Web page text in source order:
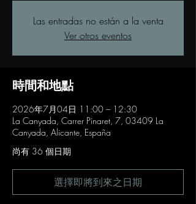
Las entradas no están a la venta
Ver otros eventos
時間和地點
2026年7月04日 11:00 – 12:30
La Canyada, Carrer Pinaret, 7, 03409 La
Canyada, Alicante, España
尚有 36 個日期
選擇即將到來之日期